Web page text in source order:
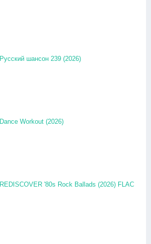
Русский шансон 239 (2026)
Dance Workout (2026)
REDISCOVER '80s Rock Ballads (2026) FLAC